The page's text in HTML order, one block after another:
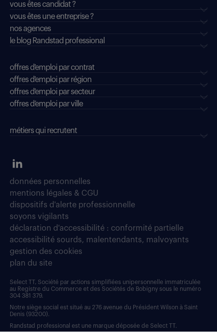
vous êtes candidat ?
vous êtes une entreprise ?
nos agences
le blog Randstad professional
offres d'emploi par contrat
offres d'emploi par région
offres d'emploi par secteur
offres d’emploi par ville
métiers qui recrutent
données personnelles
mentions légales & CGU
dispositifs d'alerte professionnelle
soyons vigilants
déclaration d'accessibilité : conformité partielle
accessibilité sourds, malentendants, malvoyants
gestion des cookies
plan du site
Select TT, Société par actions simplifiées unipersonnelle immatriculée
au Registre du Commerce et des Sociétés de Bobigny sous le numéro
304 381 379.
Notre siège social est situé au 276 avenue du Président Wilson à Saint
Denis (93200).
Randstad professional est une marque déposée de Select TT.